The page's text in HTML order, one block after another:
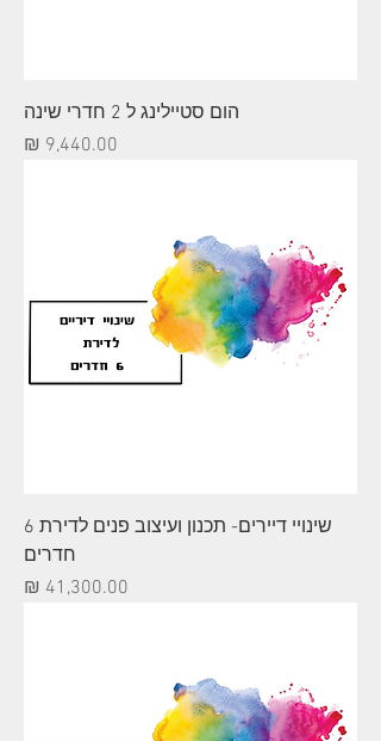
הום סטיילינג ל 2 חדרי שינה
מחיר
שינויי דיירים- תכנון ועיצוב פנים לדירת 6
חדרים
מחיר